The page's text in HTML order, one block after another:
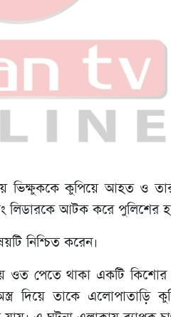
কুপিয়ে আহত ও তার
আটক করে পুলিশের
নিশ্চিত করেন।
পেতে থাকা একটি কিশোর
অস্ত্র দিয়ে তাকে